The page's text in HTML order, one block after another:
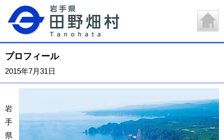
プロフィール
2015年7月31日
岩
手
県